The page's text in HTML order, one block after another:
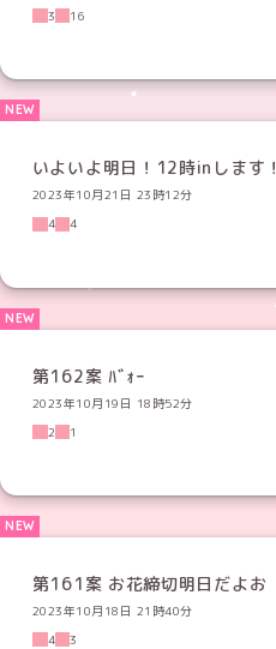
3
16
いよいよ明日！12時inします！
2023年10月21日 23時12分
4
4
第162案 ﾊﾞｫｰ
2023年10月19日 18時52分
2
1
第161案 お花締切明日だよお
2023年10月18日 21時40分
4
3